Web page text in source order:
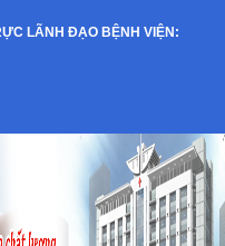
LÃNH ĐẠO BỆNH VIỆN: